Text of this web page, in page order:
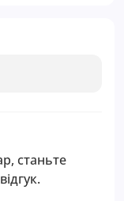
станьте